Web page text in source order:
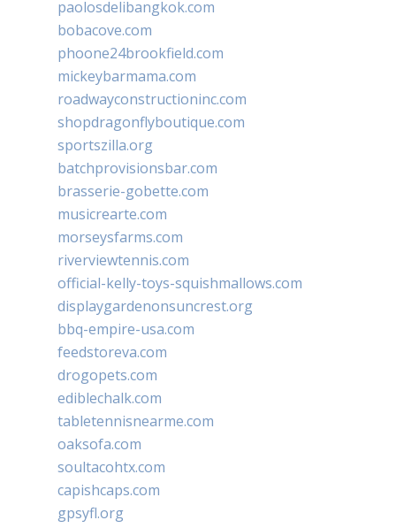
paolosdelibangkok.com
bobacove.com
phoone24brookfield.com
mickeybarmama.com
roadwayconstructioninc.com
shopdragonflyboutique.com
sportszilla.org
batchprovisionsbar.com
brasserie-gobette.com
musicrearte.com
morseysfarms.com
riverviewtennis.com
official-kelly-toys-squishmallows.com
displaygardenonsuncrest.org
bbq-empire-usa.com
feedstoreva.com
drogopets.com
ediblechalk.com
tabletennisnearme.com
oaksofa.com
soultacohtx.com
capishcaps.com
gpsyfl.org